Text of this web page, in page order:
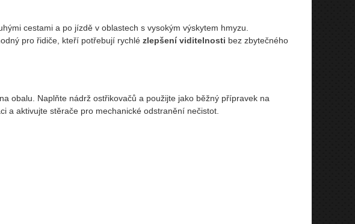
cestami a po jízdě v oblastech s vysokým výskytem hmyzu.
pro řidiče, kteří potřebují rychlé zlepšení viditelnosti bez zbytečného
obalu. Naplňte nádrž ostřikovačů a použijte jako běžný přípravek na
a aktivujte stěrače pro mechanické odstranění nečistot.